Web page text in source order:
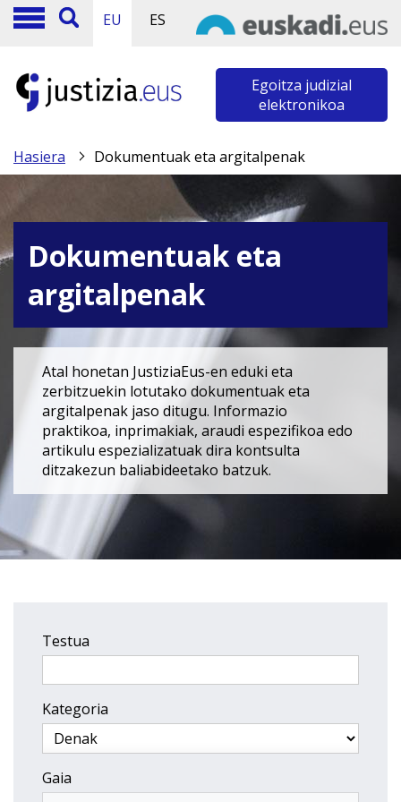
EU ES
Egoitza judizial
elektronikoa
Hasiera Dokumentuak eta argitalpenak
Dokumentuak eta
argitalpenak
Atal honetan JustiziaEus-en eduki eta
zerbitzuekin lotutako dokumentuak eta
argitalpenak jaso ditugu. Informazio
praktikoa, inprimakiak, araudi espezifikoa edo
artikulu espezializatuak dira kontsulta
ditzakezun baliabideetako batzuk.
Testua
Kategoria
Gaia